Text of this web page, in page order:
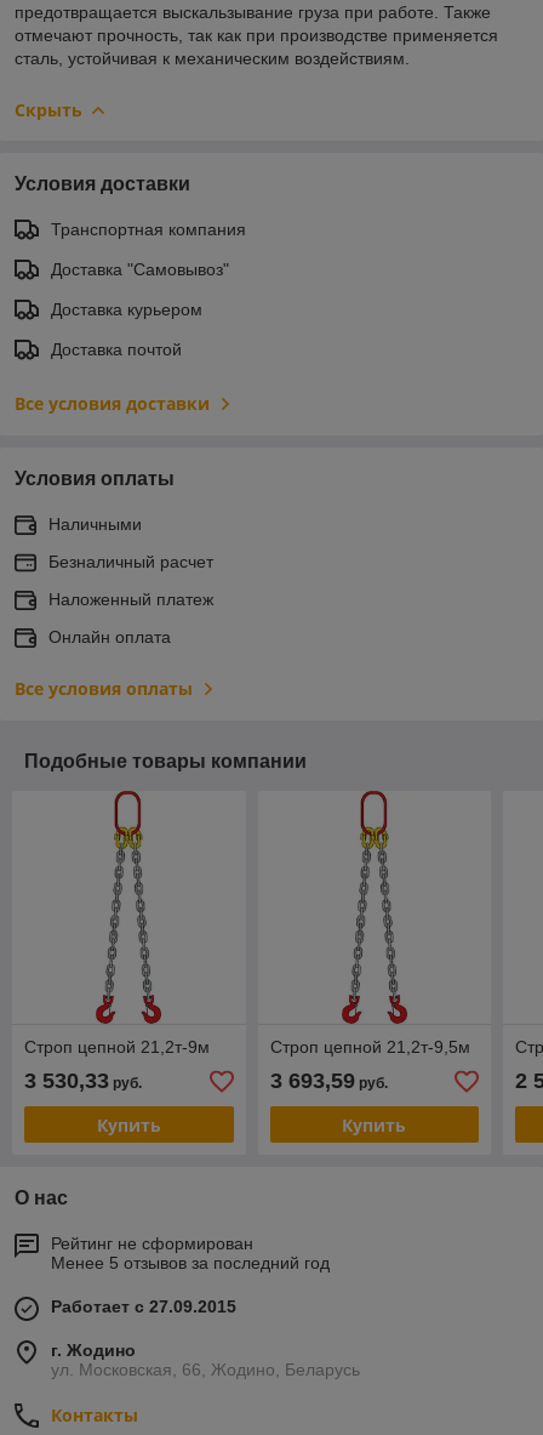
предотвращается выскальзывание груза при работе. Также
отмечают прочность, так как при производстве применяется
сталь, устойчивая к механическим воздействиям.
Скрыть
Условия доставки
Транспортная компания
Доставка "Самовывоз"
Доставка курьером
Доставка почтой
Все условия доставки
Условия оплаты
Наличными
Безналичный расчет
Наложенный платеж
Онлайн оплата
Все условия оплаты
Подобные товары компании
Строп цепной 21,2т-9м
3 530,33 руб.
Купить
Строп цепной 21,2т-9,5м
3 693,59руб.
Купить
2
О нас
Рейтинг не сформирован
Менее 5 отзывов за последний год
Работает с 27.09.2015
г. Жодино
ул. Московская, 66, Жодино, Беларусь
Контакты